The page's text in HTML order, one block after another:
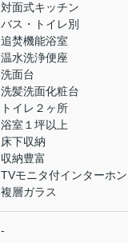
対面式キッチン
バス・トイレ別
追焚機能浴室
温水洗浄便座
洗面台
洗髪洗面化粧台
トイレ２ヶ所
浴室１坪以上
床下収納
収納豊富
TVモニタ付インターホン
複層ガラス
-